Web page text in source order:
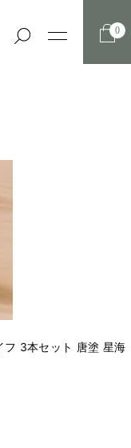
0
フ 3本セット 唐塗 星海